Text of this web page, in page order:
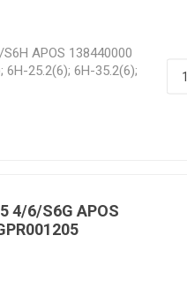
APOS 138440000
6H-25.2(6); 6H-35.2(6);
4/6/S6G APOS